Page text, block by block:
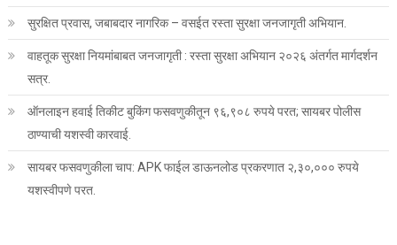
सुरक्षित प्रवास, जबाबदार नागरिक – वसईत रस्ता सुरक्षा जनजागृती अभियान.
वाहतूक सुरक्षा नियमांबाबत जनजागृती : रस्ता सुरक्षा अभियान २०२६ अंतर्गत मार्गदर्शन
सत्र.
ऑनलाइन हवाई तिकीट बुकिंग फसवणुकीतून ९६,९०८ रुपये परत; सायबर पोलीस
ठाण्याची यशस्वी कारवाई.
सायबर फसवणुकीला चाप: APK फाईल डाऊनलोड प्रकरणात २,३०,००० रुपये
यशस्वीपणे परत.